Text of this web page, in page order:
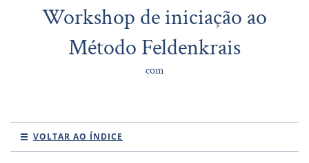
Workshop de iniciação ao
Método Feldenkrais
com
VOLTAR AO ÍNDICE